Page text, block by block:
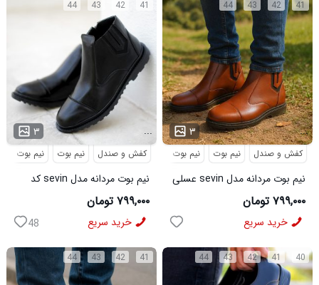
41
42
43
44
۳ ...
کفش و صندل نیم بوت نیم بوت
نیم بوت مردانه مدل sevin کد
6427
۷۹۹,۰۰۰ تومان
خرید سریع 48
41
42
43
44
۳ ...
کفش و صندل نیم بوت نیم بوت مردانه
نیم بوت مردانه مدل sevin عسلی
کد 6426
۷۹۹,۰۰۰ تومان
خرید سریع
41
42
43
44 40
41
42
43
44